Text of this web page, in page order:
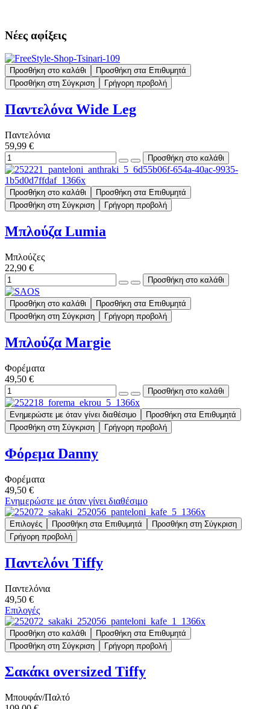
Νέες αφίξεις
Προσθήκη στο καλάθι
Προσθήκη στα Επιθυμητά
Προσθήκη στη Σύγκριση
Γρήγορη προβολή
Παντελόνα Wide Leg
Παντελόνια
59,99 €
Προσθήκη στο καλάθι
Προσθήκη στα Επιθυμητά
Προσθήκη στη Σύγκριση
Γρήγορη προβολή
Μπλούζα Lumia
Μπλούζες
22,90 €
Προσθήκη στο καλάθι
Προσθήκη στα Επιθυμητά
Προσθήκη στη Σύγκριση
Γρήγορη προβολή
Μπλούζα Margie
Φορέματα
49,50 €
Ενημερώστε με όταν γίνει διαθέσιμο
Προσθήκη στα Επιθυμητά
Προσθήκη στη Σύγκριση
Γρήγορη προβολή
Φόρεμα Danny
Φορέματα
49,50 €
Ενημερώστε με όταν γίνει διαθέσιμο
Επιλογές Προσθήκη στα Επιθυμητά
Προσθήκη στη Σύγκριση
Γρήγορη προβολή
Παντελόνι Tiffy
Παντελόνια
49,50 €
Επιλογές
Προσθήκη στο καλάθι
Προσθήκη στα Επιθυμητά
Προσθήκη στη Σύγκριση
Γρήγορη προβολή
Σακάκι oversized Tiffy
Μπουφάν/Παλτό